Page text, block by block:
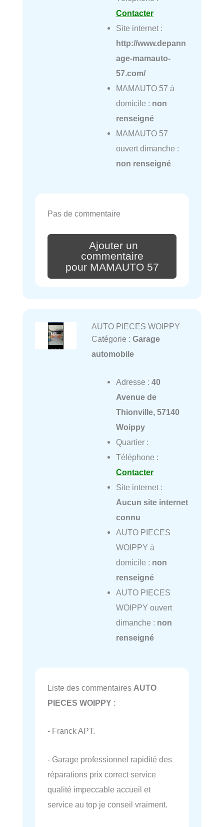
Contacter
Site internet :
http://www.depann
age-mamauto-
57.com/
MAMAUTO 57 à
domicile : non
renseigné
MAMAUTO 57
ouvert dimanche :
non renseigné
Pas de commentaire
Ajouter un
commentaire
pour MAMAUTO 57
AUTO PIECES WOIPPY
Catégorie : Garage
automobile
Adresse : 40
Avenue de
Thionville, 57140
Woippy
Quartier :
Téléphone :
Contacter
Site internet :
Aucun site internet
connu
AUTO PIECES
WOIPPY à
domicile : non
renseigné
AUTO PIECES
WOIPPY ouvert
dimanche : non
renseigné
Liste des commentaires AUTO
PIECES WOIPPY :
- Franck APT.
- Garage professionnel rapidité des
réparations prix correct service
qualité impeccable accueil et
service au top je conseil vraiment.